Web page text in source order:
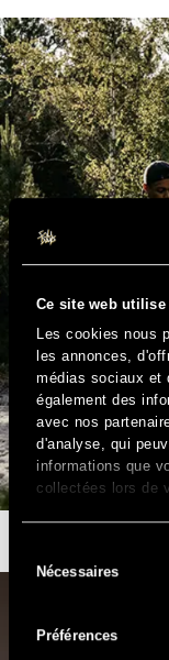
Ce site web
Les cookies nous
les annonces,
médias sociaux et
également des
avec nos
d'analyse, qui
informations que
collectées lors de
duNécessaires
Préférences